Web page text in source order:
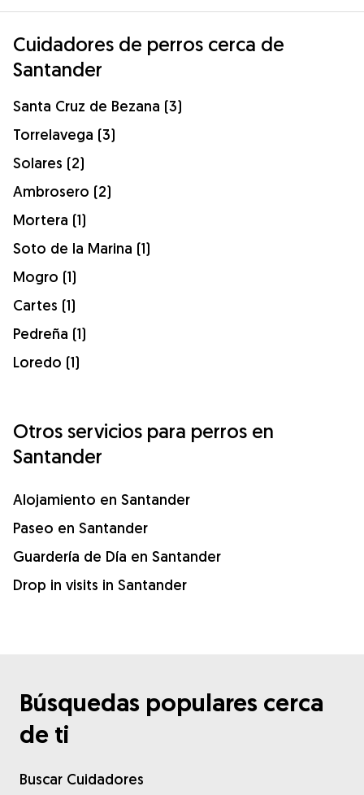
Cuidadores de perros cerca de
Santander
Santa Cruz de Bezana (3)
Torrelavega (3)
Solares (2)
Ambrosero (2)
Mortera (1)
Soto de la Marina (1)
Mogro (1)
Cartes (1)
Pedreña (1)
Loredo (1)
Otros servicios para perros en
Santander
Alojamiento en Santander
Paseo en Santander
Guardería de Día en Santander
Drop in visits in Santander
Búsquedas populares cerca
de ti
Buscar Cuidadores